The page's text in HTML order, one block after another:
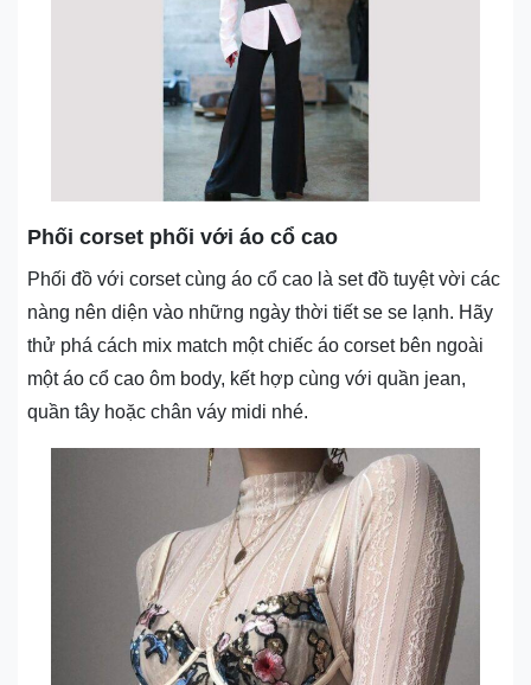
Phối corset phối với áo cổ cao
Phối đồ với corset cùng áo cổ cao là set đồ tuyệt vời các
nàng nên diện vào những ngày thời tiết se se lạnh. Hãy
thử phá cách mix match một chiếc áo corset bên ngoài
một áo cổ cao ôm body, kết hợp cùng với quần jean,
quần tây hoặc chân váy midi nhé.